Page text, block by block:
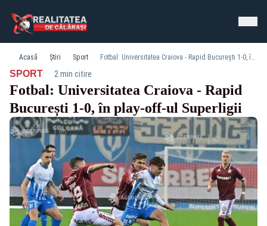
Acasă Știri Sport Fotbal: Universitatea Craiova - Rapid București 1-0, în play-off-ul Superligii
SPORT· 2 min citire
Fotbal: Universitatea Craiova - Rapid
București 1-0, în play-off-ul Superligii